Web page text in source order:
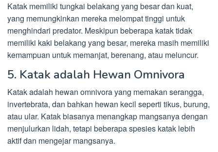
Katak memiliki tungkai belakang yang besar dan kuat,
yang memungkinkan mereka melompat tinggi untuk
menghindari predator. Meskipun beberapa katak tidak
memiliki kaki belakang yang besar, mereka masih memiliki
kemampuan untuk memanjat, berenang, atau meluncur.
5. Katak adalah Hewan Omnivora
Katak adalah hewan omnivora yang memakan serangga,
invertebrata, dan bahkan hewan kecil seperti tikus, burung,
atau ular. Katak biasanya menangkap mangsanya dengan
menjulurkan lidah, tetapi beberapa spesies katak lebih
aktif dan mengejar mangsanya.